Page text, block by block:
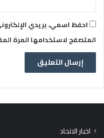
احفظ اسمي، بريدي
المتصفح لاستخدامها المرة
اخبار الاتحاد